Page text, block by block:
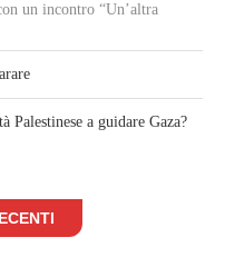
un incontro “Un’altra
a guidare Gaza?